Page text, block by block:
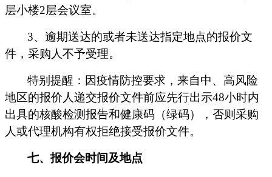
层小楼2层会议室。
3、逾期送达的或者未送达指定地点的报价文
件，采购人不予受理。
特别提醒：因疫情防控要求，来自中、高风险
地区的报价人递交报价文件前应先行出示48小时内
出具的核酸检测报告和健康码（绿码），否则采购
人或代理机构有权拒绝接受报价文件。
七、报价会时间及地点